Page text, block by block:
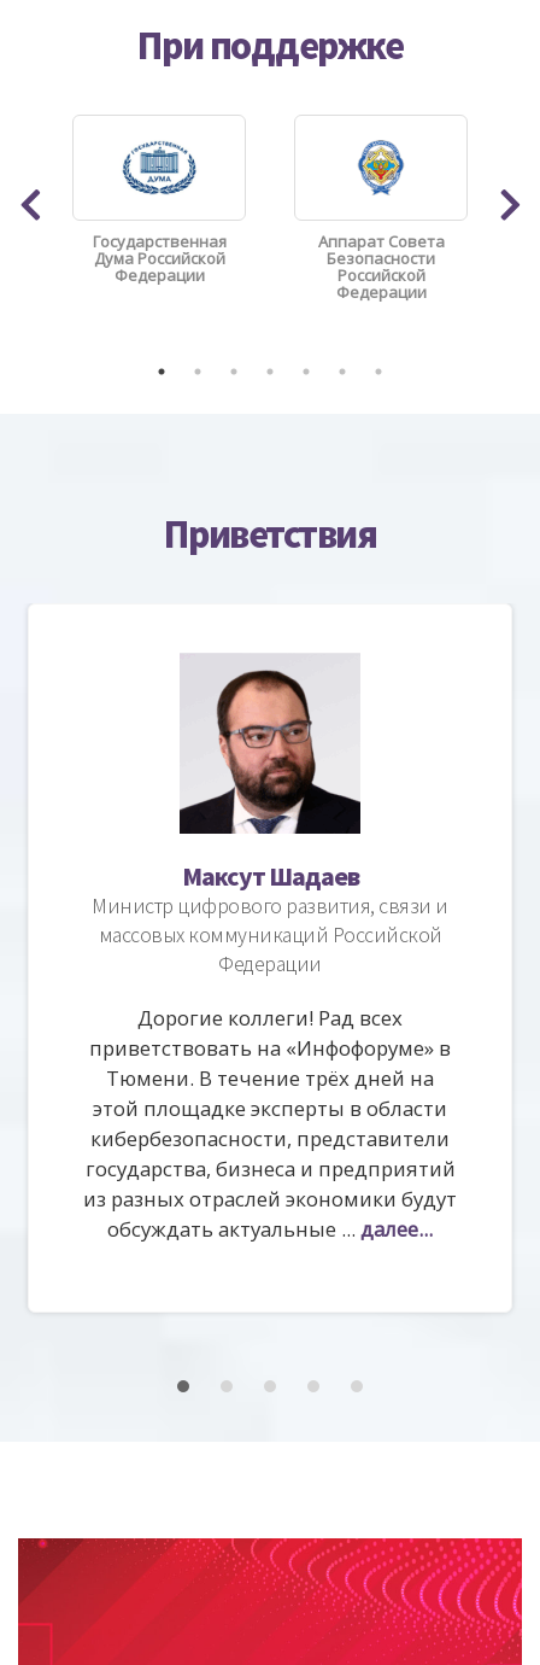
При поддержке
Государственная
Дума Российской
Федерации
Аппарат Совета
Безопасности
Российской
Федерации
Приветствия
Максут Шадаев
Министр цифрового развития, связи и
массовых коммуникаций Российской
Федерации
Дорогие коллеги! Рад всех
приветствовать на «Инфофоруме» в
Тюмени. В течение трёх дней на
этой площадке эксперты в области
кибербезопасности, представители
государства, бизнеса и предприятий
из разных отраслей экономики будут
обсуждать актуальные ... далее...